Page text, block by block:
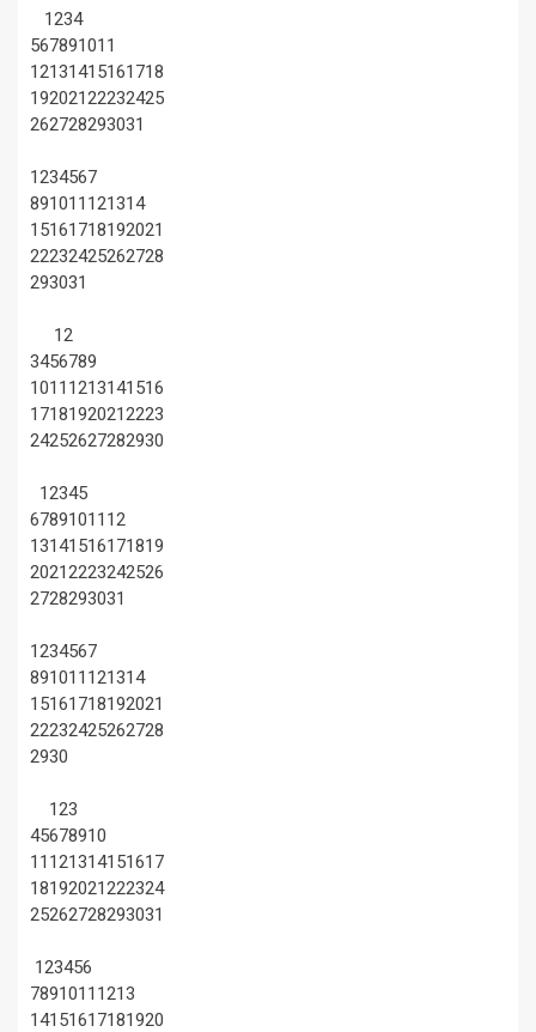
1234
567891011
12131415161718
19202122232425
262728293031
1234567
891011 121314
15161718192021
22232425262728
293031
12
3456789
1011 1213141516
17181920212223
24252627282930
12345
67891011 12
13141516171819
20212223242526
2728293031
1234567
891011 121314
15161718192021
22232425262728
2930
123
45678910
11 121314151617
18192021222324
25262728293031
123456
7891011 1213
14151617181920